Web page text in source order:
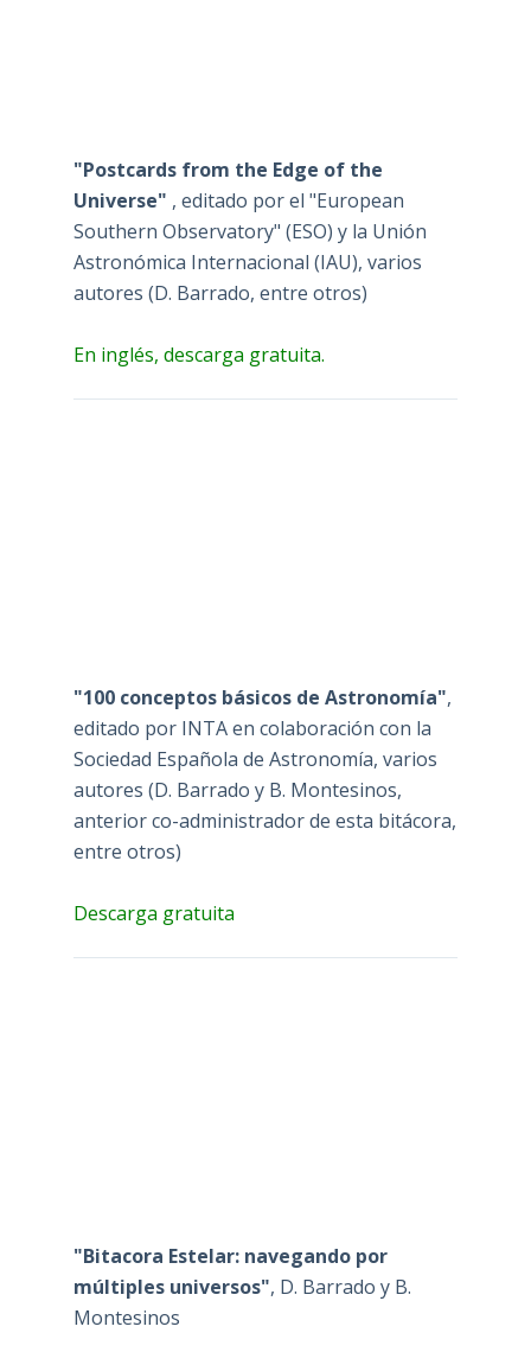
"Postcards from the Edge of the
Universe" , editado por el "European
Southern Observatory" (ESO) y la Unión
Astronómica Internacional (IAU), varios
autores (D. Barrado, entre otros)
En inglés, descarga gratuita.
"100 conceptos básicos de Astronomía",
editado por INTA en colaboración con la
Sociedad Española de Astronomía, varios
autores (D. Barrado y B. Montesinos,
anterior co-administrador de esta bitácora,
entre otros)
Descarga gratuita
"Bitacora Estelar: navegando por
múltiples universos", D. Barrado y B.
Montesinos